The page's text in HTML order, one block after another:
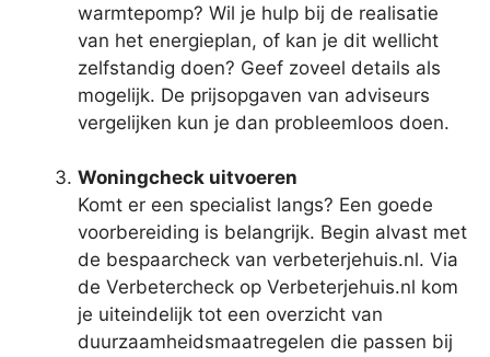
warmtepomp? Wil je hulp bij de realisatie
van het energieplan, of kan je dit wellicht
zelfstandig doen? Geef zoveel details als
mogelijk. De prijsopgaven van adviseurs
vergelijken kun je dan probleemloos doen.
Woningcheck uitvoeren
Komt er een specialist langs? Een goede
voorbereiding is belangrijk. Begin alvast met
de bespaarcheck van verbeterjehuis.nl. Via
de Verbetercheck op Verbeterjehuis.nl kom
je uiteindelijk tot een overzicht van
duurzaamheidsmaatregelen die passen bij